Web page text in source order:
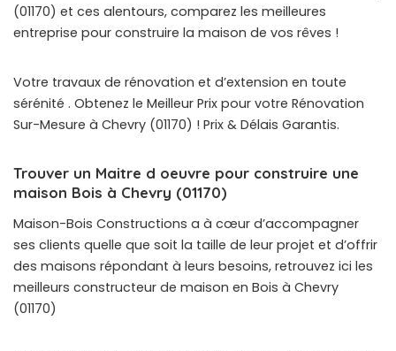
(01170) et ces alentours, comparez les meilleures
entreprise pour construire la maison de vos rêves !
Votre travaux de rénovation et d’extension en toute
sérénité . Obtenez le Meilleur Prix pour votre Rénovation
Sur-Mesure à Chevry (01170) ! Prix & Délais Garantis.
Trouver un Maitre d oeuvre pour construire une
maison Bois à Chevry (01170)
Maison-Bois Constructions a à cœur d’accompagner
ses clients quelle que soit la taille de leur projet et d’offrir
des maisons répondant à leurs besoins, retrouvez ici les
meilleurs constructeur de maison en Bois à Chevry
(01170)